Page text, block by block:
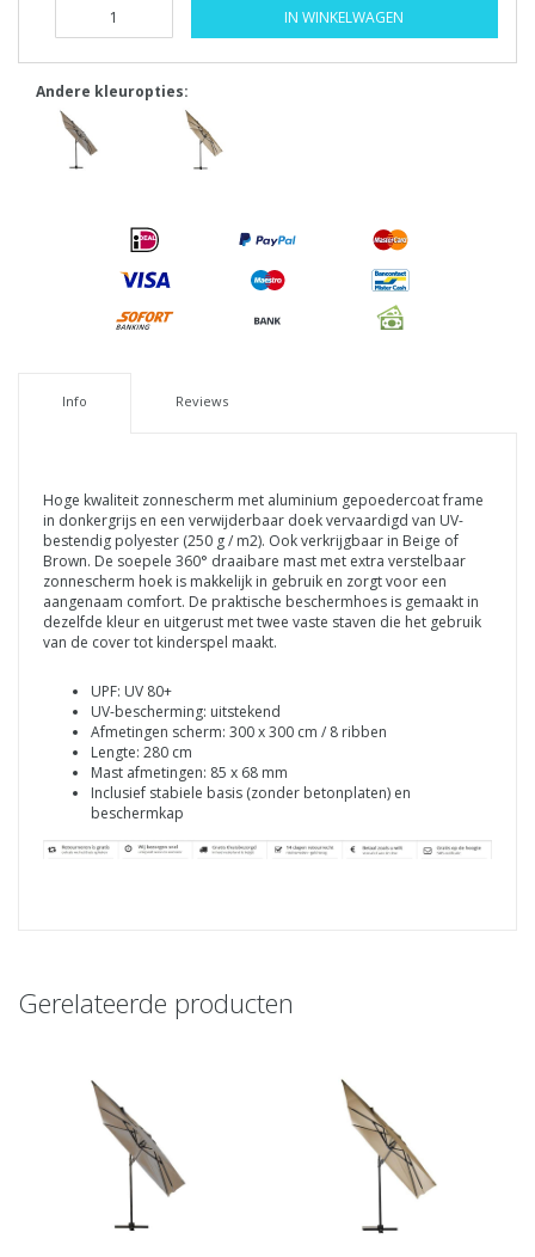
IN WINKELWAGEN
Andere kleuropties:
Info Reviews
Hoge kwaliteit zonnescherm met aluminium gepoedercoat frame
in donkergrijs en een verwijderbaar doek vervaardigd van UV-
bestendig polyester (250 g / m2). Ook verkrijgbaar in Beige of
Brown. De soepele 360° draaibare mast met extra verstelbaar
zonnescherm hoek is makkelijk in gebruik en zorgt voor een
aangenaam comfort. De praktische beschermhoes is gemaakt in
dezelfde kleur en uitgerust met twee vaste staven die het gebruik
van de cover tot kinderspel maakt.
UPF: UV 80+
UV-bescherming: uitstekend
Afmetingen scherm: 300 x 300 cm / 8 ribben
Lengte: 280 cm
Mast afmetingen: 85 x 68 mm
Inclusief stabiele basis (zonder betonplaten) en
beschermkap
Gerelateerde producten